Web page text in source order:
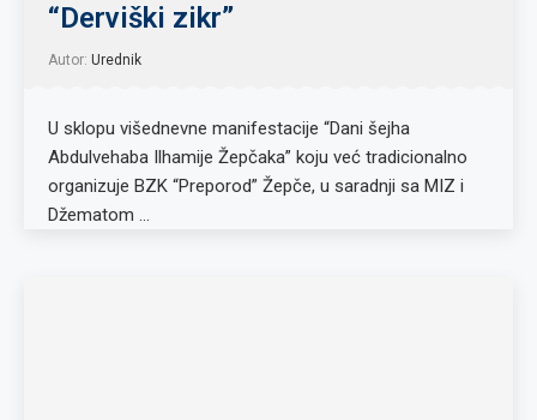
“Derviški zikr”
Autor: Urednik
U sklopu višednevne manifestacije “Dani šejha
Abdulvehaba Ilhamije Žepčaka” koju već tradicionalno
organizuje BZK “Preporod” Žepče, u saradnji sa MIZ i
Džematom …